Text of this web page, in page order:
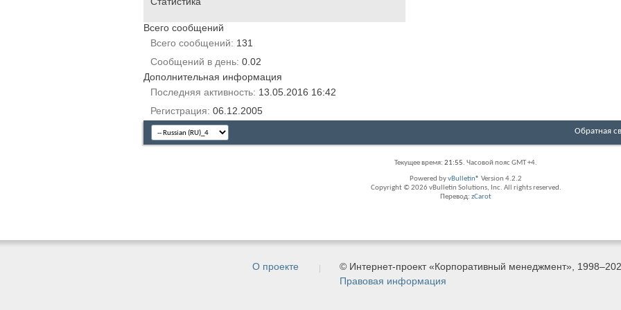
Всего сообщений
Всего сообщений
131
Сообщений в день 0.02
Дополнительная информация
Последняя активность 13.05.2016 16:42
Регистрация 06.12.2005
Обратная
Текущее время: 21:55. Часовой пояс GMT +4.
Powered byvBulletin® Version 4.2.2
Copyright © 2026 vBulletin Solutions, Inc. All rights reserved.
Перевод: zCarot
О проекте
© Интернет-проект «Корпоративный менеджмент»,
Правовая информация